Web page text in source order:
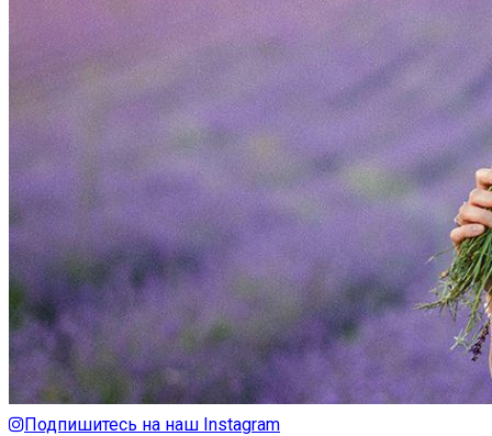
Подпишитесь на наш Instagram